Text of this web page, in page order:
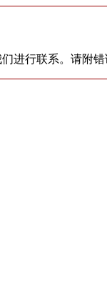
进行联系。请附